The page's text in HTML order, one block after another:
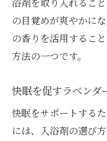
の目覚めが爽やかに
の香りを活用するこ
方法の一つです。
快眠を促すラベンダ
快眠をサポートする
には、入浴剤の選び